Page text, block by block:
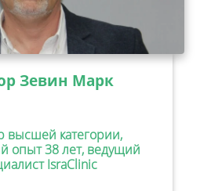
Зевин Марк
высшей категории,
опыт 38 лет, ведущий
IsraClinic